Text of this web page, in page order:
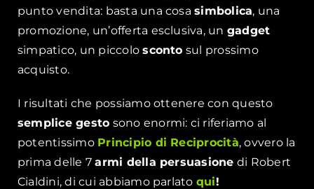
punto vendita: basta una cosasimbolica, una
promozione, un’offerta esclusiva, un gadget
simpatico, un piccolosconto sul prossimo
acquisto.
I risultati che possiamo ottenere con questo
semplice gesto sono enormi: ci riferiamo al
potentissimo Principio di Reciprocità, ovvero la
prima delle 7armi della persuasione di Robert
Cialdini, di cui abbiamo parlato qui!